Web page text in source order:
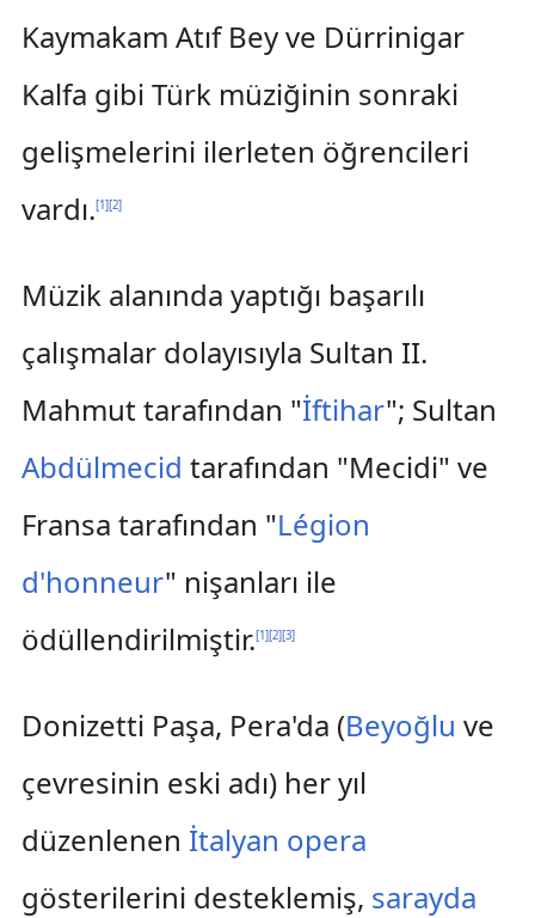
Kaymakam Atıf Bey ve Dürrinigar
Kalfa gibi Türk müziğinin sonraki
gelişmelerini ilerleten öğrencileri
vardı.[1][2]
Müzik alanında yaptığı başarılı
çalışmalar dolayısıyla Sultan II.
Mahmut tarafından "İftihar"; Sultan
Abdülmecid tarafından "Mecidi" ve
Fransa tarafından "Légion
d'honneur" nişanları ile
ödüllendirilmiştir.[1][2][3]
Donizetti Paşa, Pera'da (Beyoğlu ve
çevresinin eski adı) her yıl
düzenlenen İtalyan opera
gösterilerini desteklemiş, sarayda